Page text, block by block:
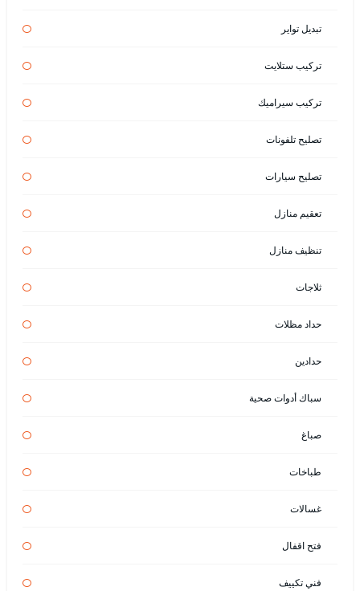
تبديل تواير
تركيب ستلايت
تركيب سيراميك
تصليح تلفونات
تصليح سيارات
تعقيم منازل
تنظيف منازل
ثلاجات
حداد مظلات
حدادين
سباك أدوات صحية
صباغ
طباخات
غسالات
فتح اقفال
فني تكييف